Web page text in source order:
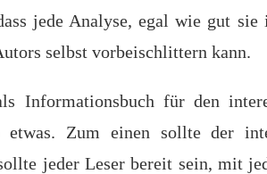
jede Analyse, egal wie gut sie
selbst vorbeischlittern kann.
Informationsbuch für den
Zum einen sollte der
jeder Leser bereit sein, mit